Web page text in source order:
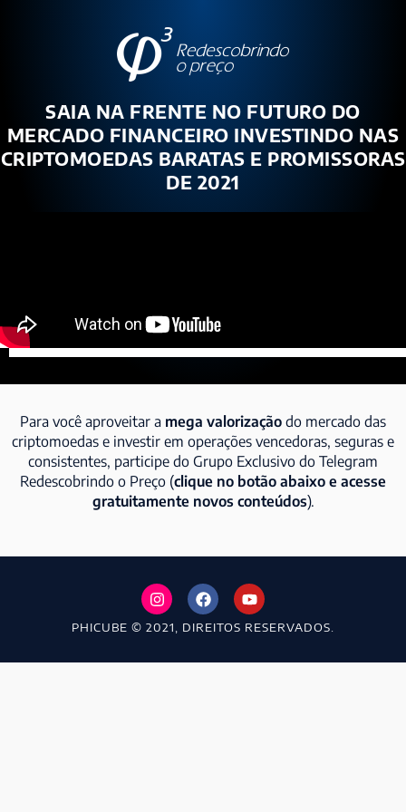
SAIA NA FRENTE NO FUTURO DO
MERCADO FINANCEIRO INVESTINDO NAS
CRIPTOMOEDAS BARATAS E PROMISSORAS
DE 2021
Para você aproveitar a mega valorização do mercado das
criptomoedas e investir em operações vencedoras, seguras e
consistentes, participe do Grupo Exclusivo do Telegram
Redescobrindo o Preço (clique no botão abaixo e acesse
gratuitamente novos conteúdos).
PHICUBE © 2021, DIREITOS RESERVADOS.